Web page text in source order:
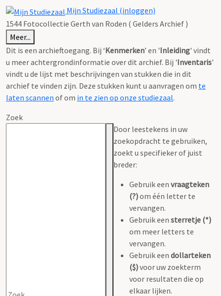
Mijn Studiezaal (inloggen)
1544 Fotocollectie Gerth van Roden ( Gelders Archief )
Meer...
Dit is een archieftoegang. Bij ‘Kenmerken’ en 'Inleiding' vindt
u meer achtergrondinformatie over dit archief. Bij 'Inventaris'
vindt u de lijst met beschrijvingen van stukken die in dit
archief te vinden zijn. Deze stukken kunt u aanvragen om te
laten scannen of om in te zien op onze studiezaal.
Zoek
Door leestekens in uw
zoekopdracht te gebruiken,
zoekt u specifieker of juist
breder:
Gebruik een vraagteken
(?)om één letter te
vervangen.
Gebruik een sterretje (*)
om meer letters te
vervangen.
Gebruik een dollarteken
($)voor uw zoekterm
voor resultaten die op
elkaar lijken.